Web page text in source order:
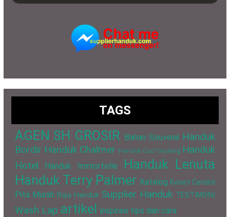
TAGS
AGEN SH GROSIR Bahan Souvenir Handuk
Bordir Handuk Chalmer Handuk Cuci Gudang Handuk
Hotel
Handuk Immortelle
Handuk Lenuta
Handuk Terry Palmer Katalog Keset Cendol
Pita Murah Raja Handuk Supplier Handuk TESTIMONI
Wash Lap artikel inspirasi tips dan cara